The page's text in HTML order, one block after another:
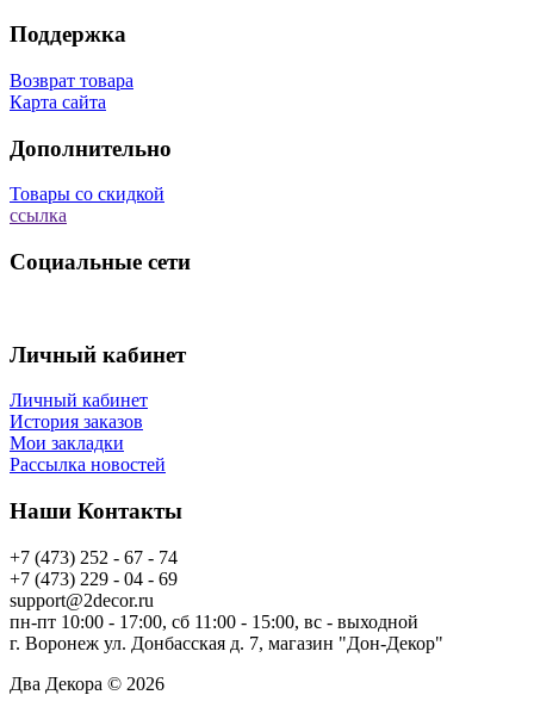
Поддержка
Возврат товара
Карта сайта
Дополнительно
Товары со скидкой
ссылка
Социальные сети
Личный кабинет
Личный кабинет
История заказов
Мои закладки
Рассылка новостей
Наши Контакты
+7 (473) 252 - 67 - 74
+7 (473) 229 - 04 - 69
support@2decor.ru
пн-пт 10:00 - 17:00, сб 11:00 - 15:00, вс - выходной
г. Воронеж ул. Донбасская д. 7, магазин "Дон-Декор"
Два Декора © 2026